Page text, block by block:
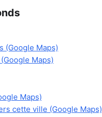
(Google Maps)
Maps)
Maps)
cette ville (Google Maps)